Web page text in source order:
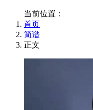
当前位置：
首页
简谱
正文